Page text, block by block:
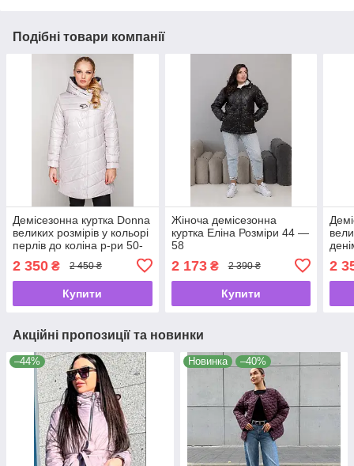
Подібні товари компанії
Демісезонна куртка Donna
великих розмірів у кольорі
перлів до коліна р-ри 50-
2 350 ₴ 2 450 ₴
Купити
Жіноча демісезонна
куртка Еліна Розміри 44 —
58
2 173₴ 2 390 ₴
Купити
2
Акційні пропозиції та новинки
–44% Новинка –40%